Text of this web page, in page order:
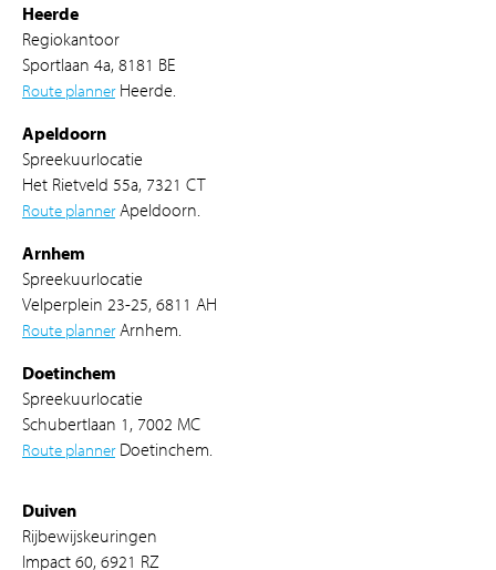
Heerde
Regiokantoor
Sportlaan 4a, 8181 BE
Route plannerHeerde.
Apeldoorn
Spreekuurlocatie
Het Rietveld 55a, 7321 CT
Route plannerApeldoorn.
Arnhem
Spreekuurlocatie
Velperplein 23-25, 6811 AH
Route plannerArnhem.
Doetinchem
Spreekuurlocatie
Schubertlaan 1, 7002 MC
Route plannerDoetinchem.
Duiven
Rijbewijskeuringen
Impact 60, 6921 RZ